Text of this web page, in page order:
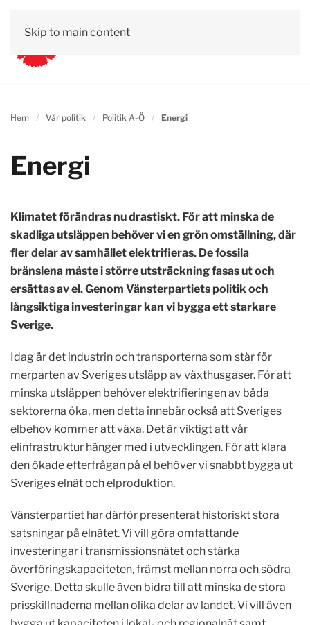
Skip to main content
Hem Vår politik Politik A-Ö Energi
Energi
Klimatet förändras nu drastiskt. För att minska de
skadliga utsläppen behöver vi en grön omställning, där
fler delar av samhället elektrifieras. De fossila
bränslena måste i större utsträckning fasas ut och
ersättas av el. Genom Vänsterpartiets politik och
långsiktiga investeringar kan vi bygga ett starkare
Sverige.
Idag är det industrin och transporterna som står för
merparten av Sveriges utsläpp av växthusgaser. För att
minska utsläppen behöver elektrifieringen av båda
sektorerna öka, men detta innebär också att Sveriges
elbehov kommer att växa. Det är viktigt att vår
elinfrastruktur hänger med i utvecklingen. För att klara
den ökade efterfrågan på el behöver vi snabbt bygga ut
Sveriges elnät och elproduktion.
Vänsterpartiet har därför presenterat historiskt stora
satsningar på elnätet. Vi vill göra omfattande
investeringar i transmissionsnätet och stärka
överföringskapaciteten, främst mellan norra och södra
Sverige. Detta skulle även bidra till att minska de stora
prisskillnaderna mellan olika delar av landet. Vi vill även